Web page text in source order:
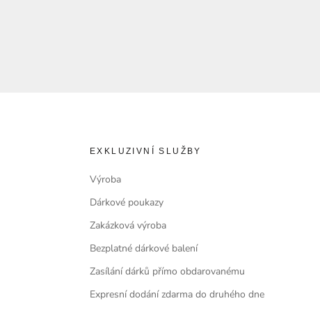
EXKLUZIVNÍ SLUŽBY
Výroba
Dárkové poukazy
Zakázková výroba
Bezplatné dárkové balení
Zasílání dárků přímo obdarovanému
Expresní dodání zdarma do druhého dne